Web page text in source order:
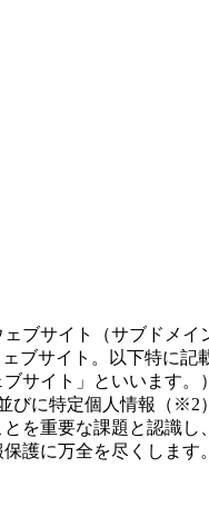
ブサイト（サブドメイ
ブサイト。以下特に記
サイト」といいます。
びに特定個人情報（※2
を重要な課題と認識し
護に万全を尽くします